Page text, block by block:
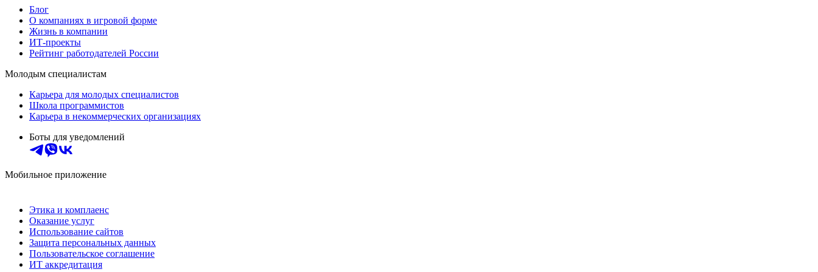
Блог
О компаниях в игровой форме
Жизнь в компании
ИТ-проекты
Рейтинг работодателей России
Молодым специалистам
Карьера для молодых специалистов
Школа программистов
Карьера в некоммерческих организациях
Боты для уведомлений
Мобильное приложение
Этика и комплаенс
Оказание услуг
Использование сайтов
Защита персональных данных
Пользовательское соглашение
ИТ аккредитация